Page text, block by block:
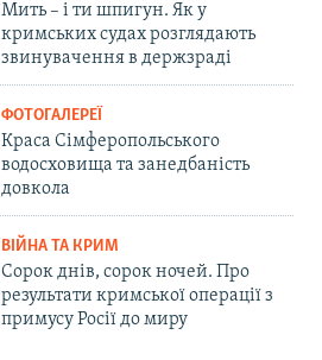
Мить – і ти шпигун. Як у
кримських судах розглядають
звинувачення в держзраді
ФОТОГАЛЕРЕЇ
Краса Сімферопольського
водосховища та занедбаність
довкола
ВІЙНА ТА КРИМ
Сорок днів, сорок ночей. Про
результати кримської операції з
примусу Росії до миру